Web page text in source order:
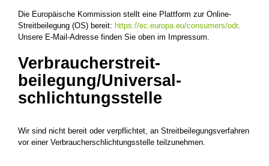
Die Europäische Kommission stellt eine Plattform zur Online-
Streitbeilegung (OS) bereit: https://ec.europa.eu/consumers/odr.
Unsere E-Mail-Adresse finden Sie oben im Impressum.
Verbraucher­streit­
beilegung/Universal­
schlichtungs­stelle
Wir sind nicht bereit oder verpflichtet, an Streitbeilegungsverfahren
vor einer Verbraucherschlichtungsstelle teilzunehmen.